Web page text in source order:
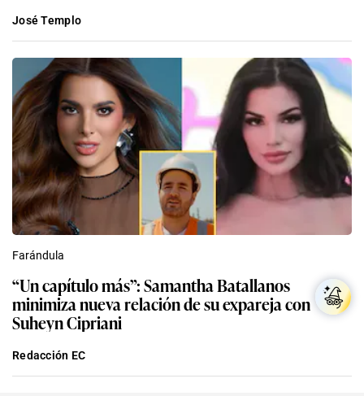
José Templo
Farándula
“Un capítulo más”: Samantha Batallanos
minimiza nueva relación de su expareja con
Suheyn Cipriani
Redacción EC